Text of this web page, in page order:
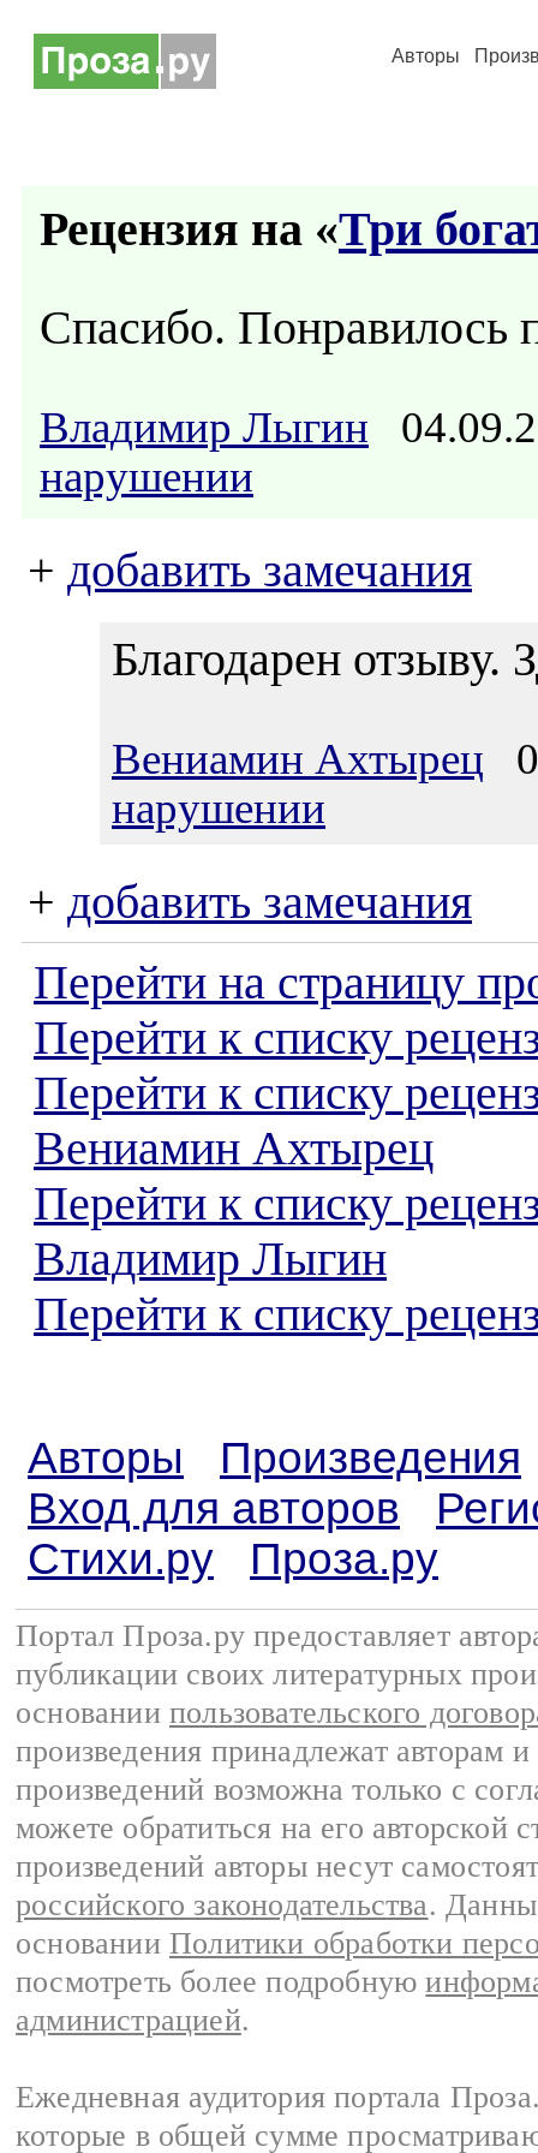
Авторы
Рецензия на «Три
Спасибо. Понравилось
Владимир Лыгин
нарушении
+ добавить замечания
Благодарен отзыву.
Вениамин Ахтырец
нарушении
+ добавить замечания
Перейти на страницу
Перейти к списку
Перейти к списку
Вениамин Ахтырец
Перейти к списку
Владимир Лыгин
Перейти к списку
Авторы
Произведения
Вход для авторов
Стихи.ру
Проза.ру
Портал Проза.ру предоставляет
публикации своих литературных
основании пользовательского
произведения принадлежат авторам
произведений возможна только с
можете обратиться на его авторской
произведений авторы несут
российского законодательства.
основании Политики обработки
посмотреть более подробную
администрацией.
Ежедневная аудитория портала
которые в общей сумме